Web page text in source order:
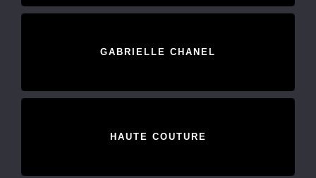
GABRIELLE CHANEL
HAUTE COUTURE